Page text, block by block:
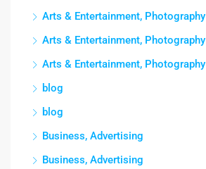
Arts & Entertainment, Photography
Arts & Entertainment, Photography
Arts & Entertainment, Photography
blog
blog
Business, Advertising
Business, Advertising